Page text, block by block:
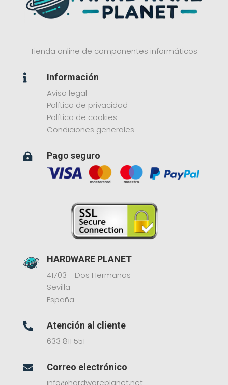
Tienda online de componentes informáticos

Información
Aviso legal
Política de privacidad
Política de cookies
Condiciones generales
 Pago seguro
HARDWARE PLANET
41703 - Dos Hermanas
Sevilla
España

Atención al cliente
633 811 551

Correo electrónico